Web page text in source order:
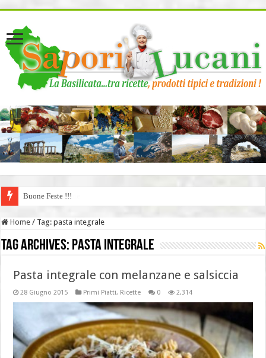
Buone Feste !!!
Cartellate Lucane
Home / Tag:pasta integrale
Tag Archives: pasta integrale
Pasta integrale con melanzane e salsiccia
28 Giugno 2015 Primi Piatti, Ricette 0 2,314